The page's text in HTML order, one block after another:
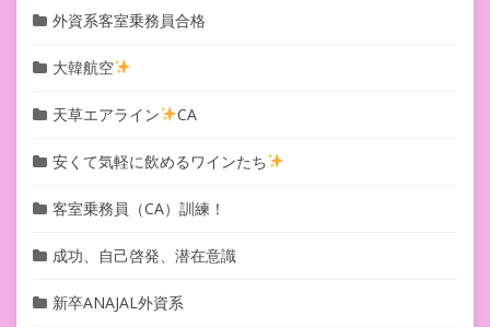
外資系客室乗務員合格
大韓航空
天草エアライン CA
安くて気軽に飲めるワインたち
客室乗務員（CA）訓練！
成功、自己啓発、潜在意識
新卒ANAJAL外資系